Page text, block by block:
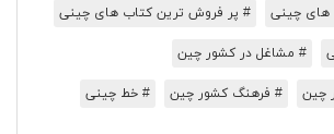
های چینی # پر فروش ترین کتاب های چینی
# مشاغل در کشور چین
چین # فرهنگ کشور چین # خط چینی